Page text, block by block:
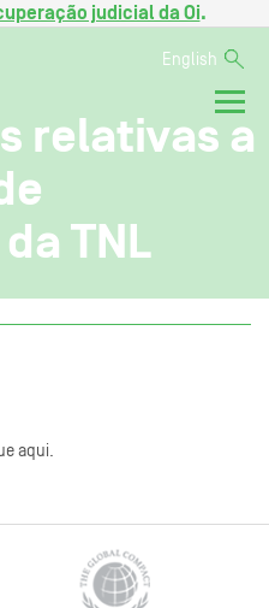
judicial da Oi.
English
relativas a
TNL
aqui.